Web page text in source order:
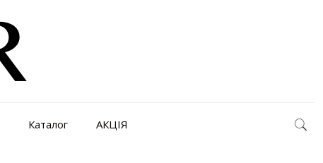
Каталог АКЦІЯ